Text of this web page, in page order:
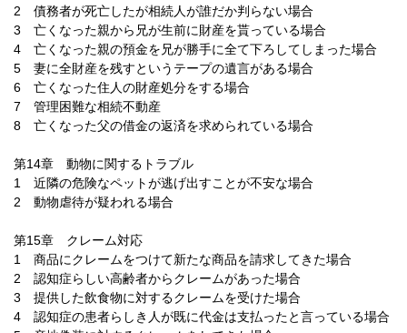
2 債務者が死亡したが相続人が誰だか判らない場合
3 亡くなった親から兄が生前に財産を貰っている場合
4 亡くなった親の預金を兄が勝手に全て下ろしてしまった場合
5 妻に全財産を残すというテープの遺言がある場合
6 亡くなった住人の財産処分をする場合
7 管理困難な相続不動産
8 亡くなった父の借金の返済を求められている場合
第14章 動物に関するトラブル
1 近隣の危険なペットが逃げ出すことが不安な場合
2 動物虐待が疑われる場合
第15章 クレーム対応
1 商品にクレームをつけて新たな商品を請求してきた場合
2 認知症らしい高齢者からクレームがあった場合
3 提供した飲食物に対するクレームを受けた場合
4 認知症の患者らしき人が既に代金は支払ったと言っている場合